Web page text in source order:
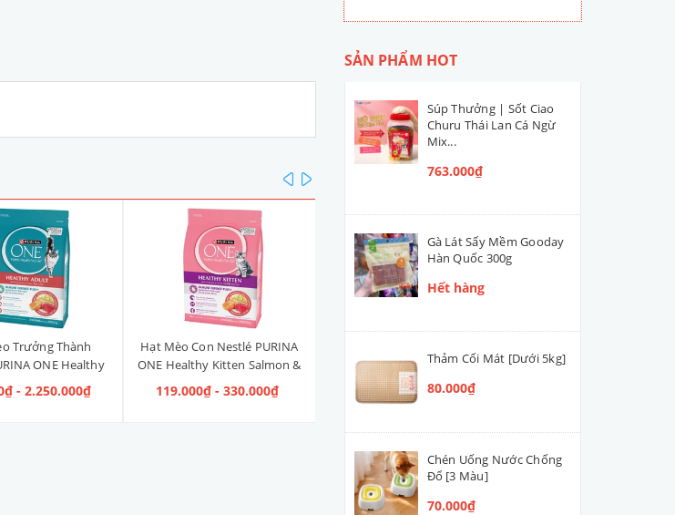
Trưởng Thành
ONE Healthy
& Tuna [Vị Cá
& Cá Ngừ]
- 2.250.000₫
Hạt Mèo Con Nestlé PURINA
ONE Healthy Kitten Salmon &
Tuna [Vị Cá Hồi & Cá Ngừ]
119.000₫ - 330.000₫
ONE Healthy Kitten [Vị Gà]
109.000₫ - 300.000₫
Ruột Cún Mèo
prev
SẢN PHẨM HOT
Súp Thưởng | Sốt Ciao
Churu Thái Lan Cá Ngừ
Mix...
763.000₫
Gà Lát Sấy Mềm Gooday
Hàn Quốc 300g
Hết hàng
Thảm Cối Mát [Dưới 5kg]
80.000₫
Chén Uống Nước Chống
Đổ [3 Màu]
70.000₫